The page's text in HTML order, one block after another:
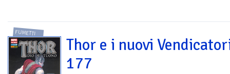
FUMETTI
Thor e i nuovi
177